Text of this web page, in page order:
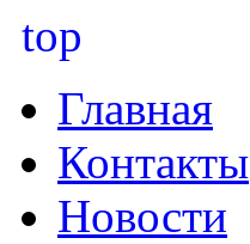
Главная
Контакты
Новости